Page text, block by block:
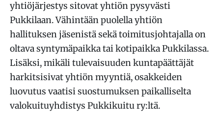
yhtiöjärjestys sitovat yhtiön pysyvästi
Pukkilaan. Vähintään puolella yhtiön
hallituksen jäsenistä sekä toimitusjohtajalla on
oltava syntymäpaikka tai kotipaikka Pukkilassa.
Lisäksi, mikäli tulevaisuuden kuntapäättäjät
harkitsisivat yhtiön myyntiä, osakkeiden
luovutus vaatisi suostumuksen paikalliselta
valokuituyhdistys Pukkikuitu ry:ltä.